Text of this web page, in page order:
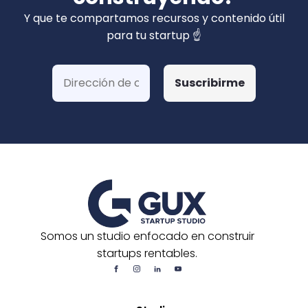
privados). Hemos ganado más de 15 fondos
de Corfo y 3 Startups Chile, además de otras
postulaciones o convocatorias.
Y que te compartamos recursos y contenido útil
para tu startup ☝️
Somos un studio enfocado en construir
startups rentables.